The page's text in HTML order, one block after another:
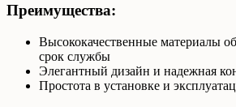
Преимущества:
Высококачественные материалы
срок службы
Элегантный дизайн и надежная
Простота в установке и